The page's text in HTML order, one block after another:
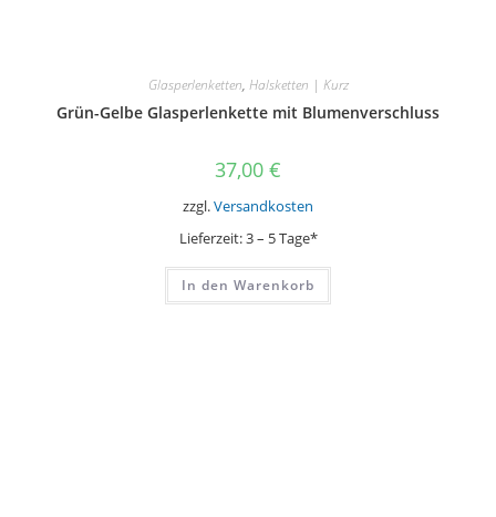
Glasperlenketten, Halsketten | Kurz
Grün-Gelbe Glasperlenkette mit Blumenverschluss
37,00 €
zzgl.Versandkosten
Lieferzeit:3 – 5 Tage*
In den Warenkorb